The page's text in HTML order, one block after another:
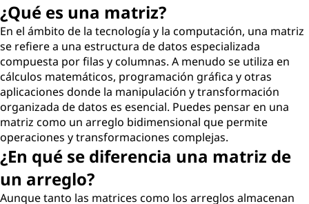
¿Qué es una matriz?
En el ámbito de la tecnología y la computación, una matriz
se refiere a una estructura de datos especializada
compuesta por filas y columnas. A menudo se utiliza en
cálculos matemáticos, programación gráfica y otras
aplicaciones donde la manipulación y transformación
organizada de datos es esencial. Puedes pensar en una
matriz como un arreglo bidimensional que permite
operaciones y transformaciones complejas.
¿En qué se diferencia una matriz de
un arreglo?
Aunque tanto las matrices como los arreglos almacenan